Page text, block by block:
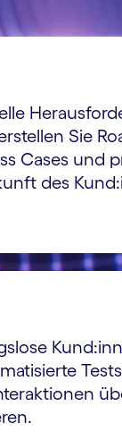
Sie
Cases und
des